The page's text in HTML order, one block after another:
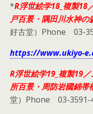
*R浮世絵学18_複製
戸百景・隅田川水神の
好古堂）Phone 03-
https://www.ukiyo-
R浮世絵学19_複製19
所百景・周防岩國錦帯
堂）Phone 03-3591-